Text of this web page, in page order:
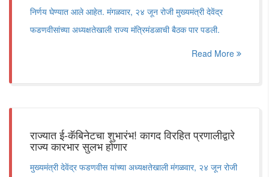
निर्णय घेण्यात आले आहेत. मंगळवार, २४ जून रोजी मुख्यमंत्री देवेंद्र
फडणवीसांच्या अध्यक्षतेखाली राज्य मंत्रिमंडळाची बैठक पार पडली.
Read More
राज्यात ई-कॅबिनेटचा शुभारंभ! कागद विरहित प्रणालीद्वारे
राज्य कारभार सुलभ होणार
मुख्यमंत्री देवेंद्र फडणवीस यांच्या अध्यक्षतेखाली मंगळवार, २४ जून रोजी